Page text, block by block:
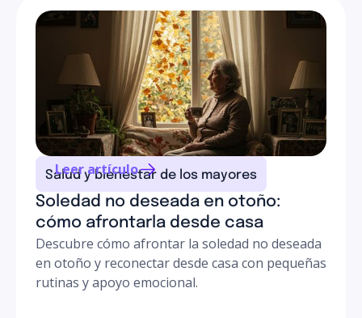
tu familiar, garantizando un entorno cálido,
confortable y cien por cien seguro.
sistema de calefacción funcione correctamente antes
La prevención evita accidentes graves. Los terapeutas
ocupacionales de Senniors realizan valoraciones
exhaustivas de seguridad en tu domicilio, adaptando el
entorno para que tu familiar mantenga su
independencia con total tranquilidad durante los meses
más oscuros.
Salud y bienestar de los mayores
Soledad no deseada en otoño:
cómo afrontarla desde casa
Descubre cómo afrontar la soledad no deseada
en otoño y reconectar desde casa con pequeñas
rutinas y apoyo emocional.
Leer artículo